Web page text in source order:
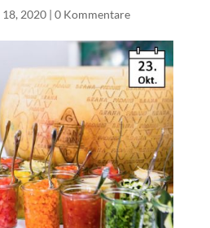
18, 2020| 0 Kommentare